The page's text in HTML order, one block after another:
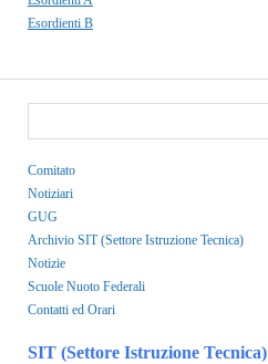
Esordienti B
Comitato
Notiziari
GUG
Archivio SIT (Settore Istruzione Tecnica)
Notizie
Scuole Nuoto Federali
Contatti ed Orari
SIT (Settore Istruzione Tecnica)